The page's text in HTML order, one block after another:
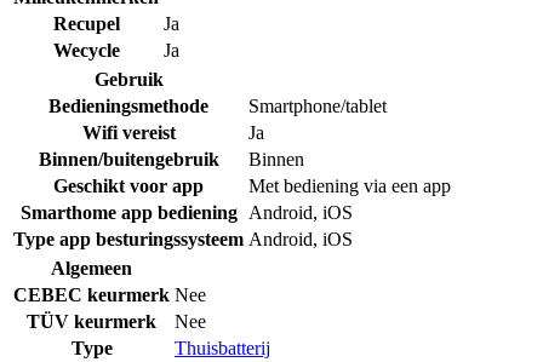
Recupel
Ja
Wecycle
Ja
Gebruik
Bedieningsmethode
Smartphone/tablet
Wifi vereist
Ja
Binnen/buitengebruik
Binnen
Geschikt voor app
Met bediening via een app
Smarthome app bediening
Android, iOS
Type app besturingssysteem Android, iOS
Algemeen
CEBEC keurmerk Nee
TÜV keurmerk
Nee
Type
Thuisbatterij